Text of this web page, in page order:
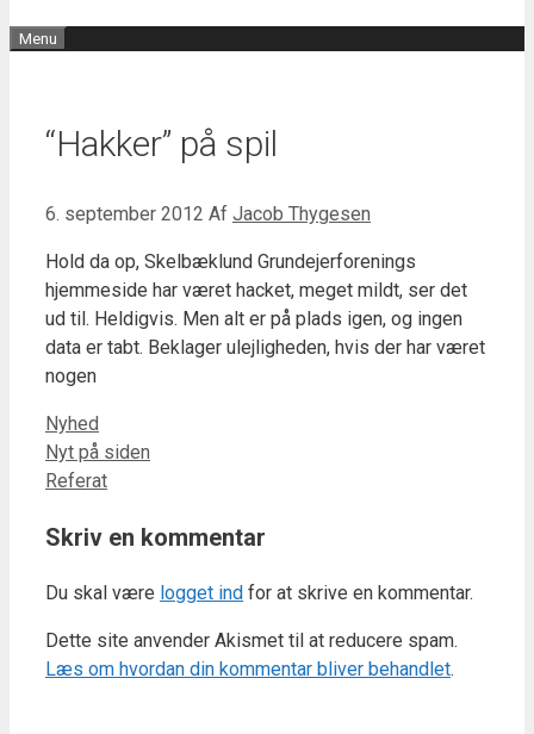
Menu
“Hakker” på spil
6. september 2012 Af Jacob Thygesen
Hold da op, Skelbæklund Grundejerforenings
hjemmeside har været hacket, meget mildt, ser det
ud til. Heldigvis. Men alt er på plads igen, og ingen
data er tabt. Beklager ulejligheden, hvis der har været
nogen
Kategorier
Nyhed
Nyt på siden
Referat
Skriv en kommentar
Du skal være logget ind for at skrive en kommentar.
Dette site anvender Akismet til at reducere spam.
Læs om hvordan din kommentar bliver behandlet.